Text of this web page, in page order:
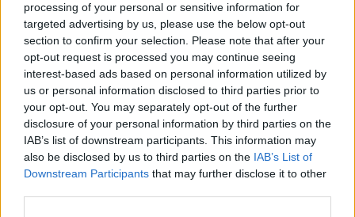
processing of your personal or sensitive information for
targeted advertising by us, please use the below opt-out
section to confirm your selection. Please note that after your
opt-out request is processed you may continue seeing
interest-based ads based on personal information utilized by
us or personal information disclosed to third parties prior to
your opt-out. You may separately opt-out of the further
disclosure of your personal information by third parties on the
IAB’s list of downstream participants. This information may
also be disclosed by us to third parties on the IAB’s List of
Downstream Participants that may further disclose it to other
Publicidad